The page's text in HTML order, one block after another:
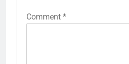
Comment *